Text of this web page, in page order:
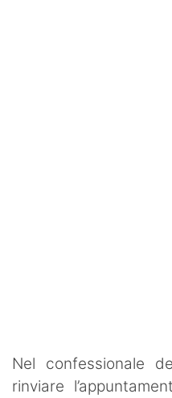
Contatti
Nel confessionale
rinviare